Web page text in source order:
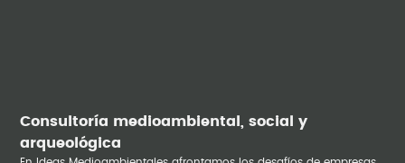
Consultoría medioambiental, social y
arqueológica